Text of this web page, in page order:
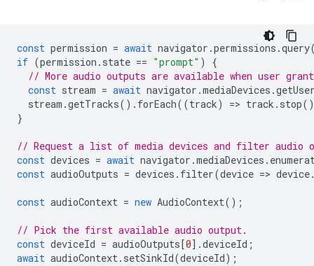
const permission = await navigator .permissions .query
if (permission . state == "prompt" )
{
// More audio outputs are available when user
const stream = await navigator .mediaDevices .
stream .getTracks(). forEach((track) => track . stop
}
// Request a list of media devices and filter audio
const devices = await navigator .mediaDevices .
const audioOutputs = devices . filter(device => device
const audioContext = new AudioContext();
// Pick the first available audio output.
const deviceId = audioOutputs[0].deviceId ;
await audioContext. setSinkId(deviceId);